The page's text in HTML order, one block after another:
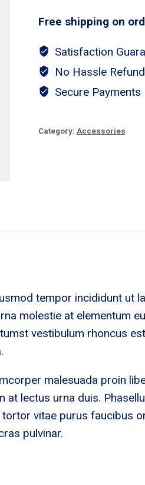
Free shipping on
Satisfaction
No Hassle
Secure Payments
Category: Accessories
tempor incididunt ut
molestie at elementum
vestibulum rhoncus
malesuada proin
lectus urna duis.
vitae purus faucibus
pulvinar.